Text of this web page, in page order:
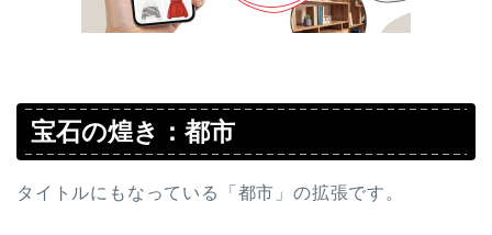
宝石の煌き：都市
タイトルにもなっている「都市」の拡張です。